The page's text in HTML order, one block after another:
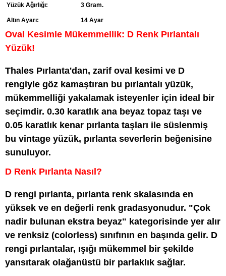
Yüzük Ağırlığı: 3 Gram.
Altın Ayarı: 14 Ayar
Oval Kesimle Mükemmellik: D Renk Pırlantalı
Yüzük!
Thales Pırlanta'dan, zarif oval kesimi ve D
rengiyle göz kamaştıran bu pırlantalı yüzük,
mükemmelliği yakalamak isteyenler için ideal bir
seçimdir. 0.30 karatlık ana beyaz topaz taşı ve
0.05 karatlık kenar pırlanta taşları ile süslenmiş
bu vintage yüzük, pırlanta severlerin beğenisine
sunuluyor.
D Renk Pırlanta Nasıl?
D rengi pırlanta, pırlanta renk skalasında en
yüksek ve en değerli renk gradasyonudur. "Çok
nadir bulunan ekstra beyaz" kategorisinde yer alır
ve renksiz (colorless) sınıfının en başında gelir. D
rengi pırlantalar, ışığı mükemmel bir şekilde
yansıtarak olağanüstü bir parlaklık sağlar.